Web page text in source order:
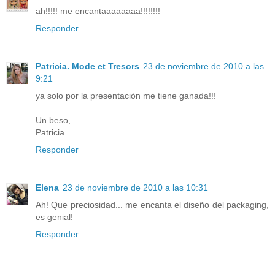
ah!!!!! me encantaaaaaaaa!!!!!!!!
Responder
Patricia. Mode et Tresors 23 de noviembre de 2010 a las
9:21
ya solo por la presentación me tiene ganada!!!
Un beso,
Patricia
Responder
Elena 23 de noviembre de 2010 a las 10:31
Ah! Que preciosidad... me encanta el diseño del packaging,
es genial!
Responder